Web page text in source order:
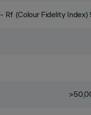
- Rf (Colour Fidelity Index)